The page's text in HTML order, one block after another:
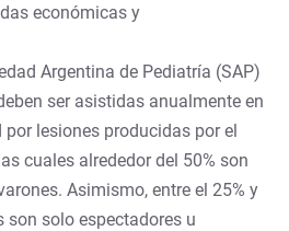
económicas y
Argentina de Pediatría (SAP)
ser asistidas anualmente en
lesiones producidas por el
cuales alrededor del 50% son
Asimismo, entre el 25% y
son solo espectadores u